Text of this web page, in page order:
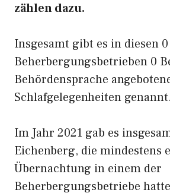
zählen dazu.
Insgesamt gibt es in diesen 0
Beherbergungsbetrieben 0
Behördensprache
Schlafgelegenheiten genannt.
Im Jahr 2021 gab es
Eichenberg, die mindestens
Übernachtung in einem der
Beherbergungsbetriebe